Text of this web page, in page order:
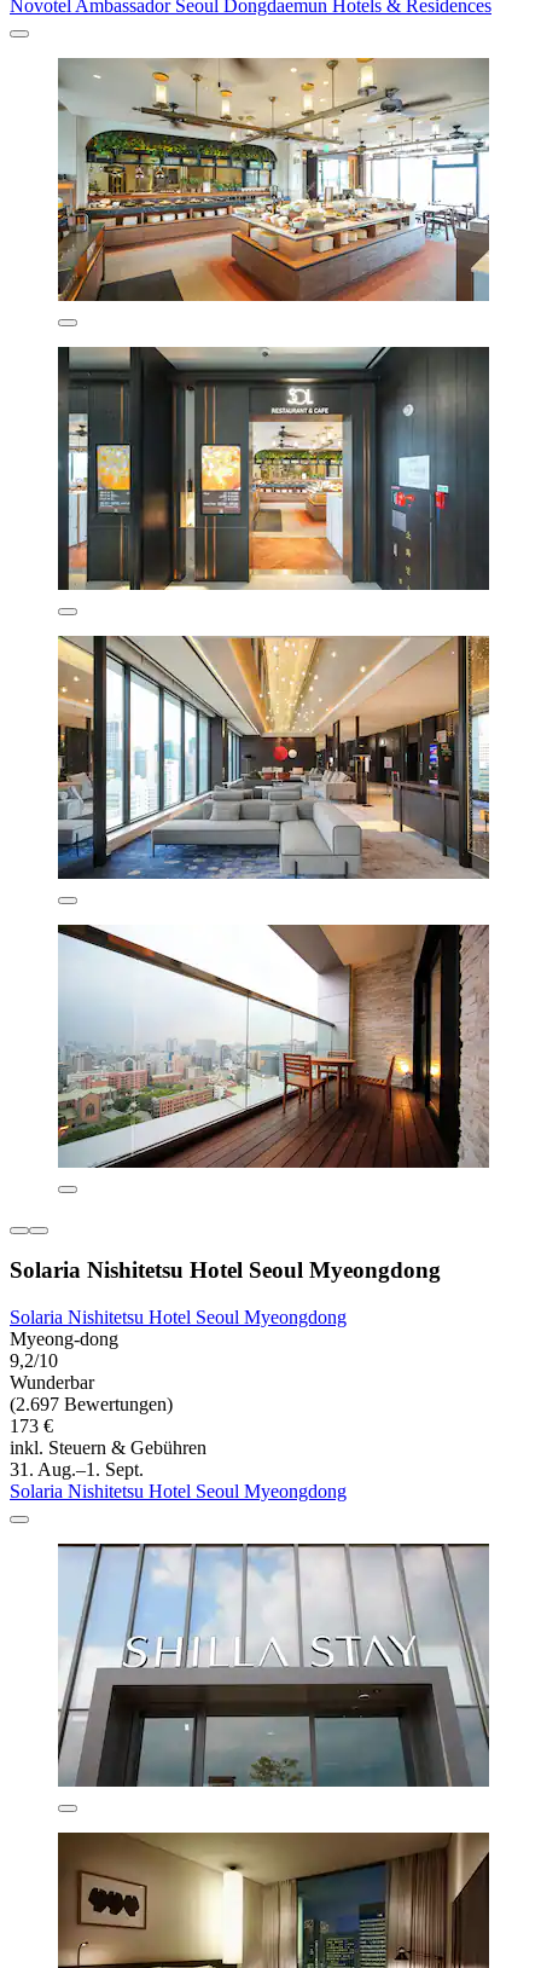
Novotel Ambassador Seoul Dongdaemun Hotels & Residences
Solaria Nishitetsu Hotel Seoul Myeongdong
Solaria Nishitetsu Hotel Seoul Myeongdong
Myeong-dong
9,2/10
Wunderbar
(2.697 Bewertungen)
173 €
inkl. Steuern & Gebühren
31. Aug.–1. Sept.
Solaria Nishitetsu Hotel Seoul Myeongdong